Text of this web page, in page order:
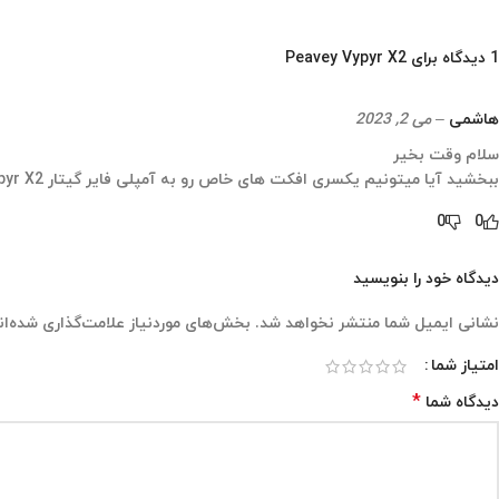
1 دیدگاه برای Peavey Vypyr X2
هاشمی – می 2, 2023
سلام وقت بخیر
ببخشید آیا میتونیم یکسری افکت های خاص رو به آمپلی فایر گیتار Peavey Vypyr X2 اضافه کنیم یا کلا افکت ها ثابت و غیر قابل تغییره؟
0
0
دیدگاه خود را بنویسید
نشانی ایمیل شما منتشر نخواهد شد. بخش‌های موردنیاز علامت‌گذاری
امتیاز شما
دیدگاه شما *